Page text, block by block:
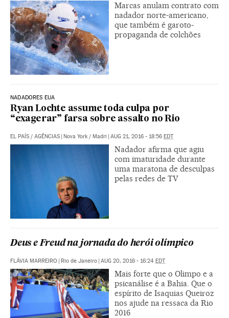
Marcas anulam contrato com
nadador norte-americano,
que também é garoto-
propaganda de colchões
NADADORES EUA
Ryan Lochte assume toda culpa por
“exagerar” farsa sobre assalto no Rio
EL PAÍS / AGÊNCIAS | Nova York / Madri | AUG 21, 2016 - 18:56 EDT
Nadador afirma que agiu
com imaturidade durante
uma maratona de desculpas
pelas redes de TV
Deus e Freud na jornada do herói olímpico
FLÁVIA MARREIRO | Rio de Janeiro | AUG 20, 2016 - 16:24 EDT
Mais forte que o Olimpo e a
psicanálise é a Bahia. Que o
espírito de Isaquias Queiroz
nos ajude na ressaca da Rio
2016